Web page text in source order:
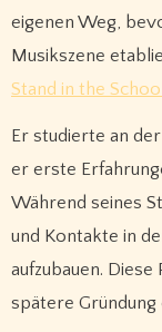
eigenen Weg,
Musikszene
Stand in the
Er studierte an
er erste
Während seines
und Kontakte in
aufzubauen.
spätere Gründung